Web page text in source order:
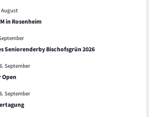
August
in Rosenheim
Seniorenderby Bischofsgrün 2026
6. September
Open
6. September